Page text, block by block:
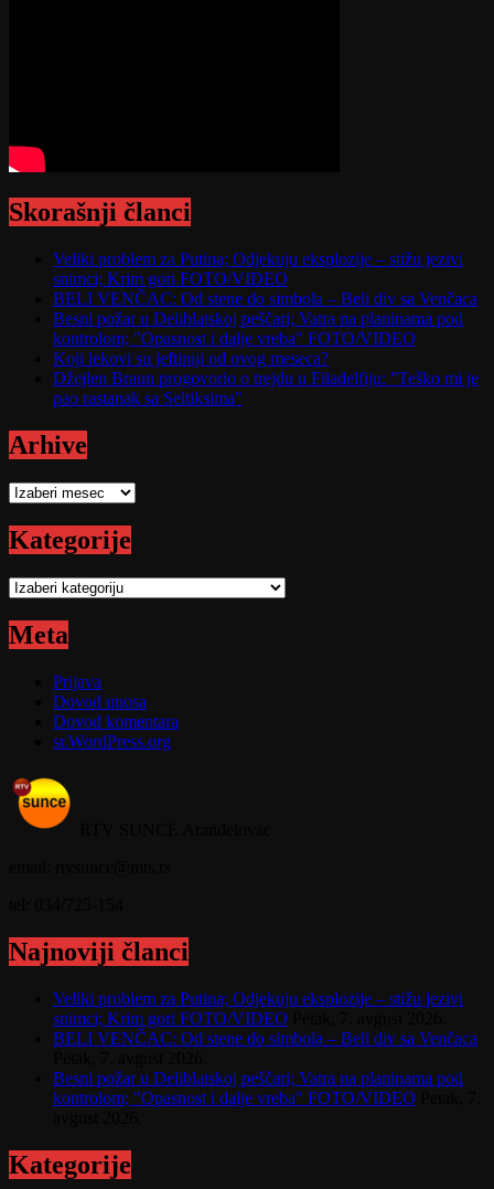
Skorašnji članci
Veliki problem za Putina; Odjekuju eksplozije – stižu jezivi
snimci; Krim gori FOTO/VIDEO
BELI VENČAC: Od stene do simbola – Beli div sa Venčaca
Besni požar u Deliblatskoj peščari; Vatra na planinama pod
kontrolom; "Opasnost i dalje vreba" FOTO/VIDEO
Koji lekovi su jeftiniji od ovog meseca?
Džejlen Braun progovorio o trejdu u Filadelfiju: "Teško mi je
pao rastanak sa Seltiksima"
Arhive
Arhive
Kategorije
Kategorije
Meta
Prijava
Dovod unosa
Dovod komentara
sr.WordPress.org
Najnoviji članci
Veliki problem za Putina; Odjekuju eksplozije – stižu jezivi
snimci; Krim gori FOTO/VIDEO
BELI VENČAC: Od stene do simbola – Beli div sa Venčaca
Besni požar u Deliblatskoj peščari; Vatra na planinama pod
kontrolom; "Opasnost i dalje vreba" FOTO/VIDEO
Kategorije